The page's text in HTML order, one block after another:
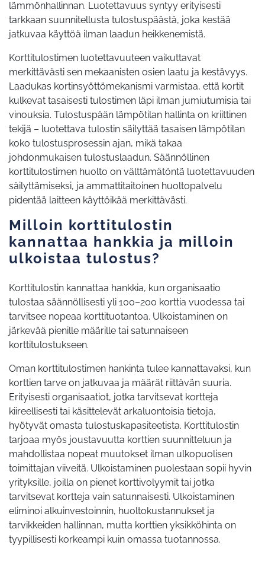
lämmönhallinnan. Luotettavuus syntyy erityisesti
tarkkaan suunnitellusta tulostuspäästä, joka kestää
jatkuvaa käyttöä ilman laadun heikkenemistä.
Korttitulostimen luotettavuuteen vaikuttavat
merkittävästi sen mekaanisten osien laatu ja kestävyys.
Laadukas kortinsyöttömekanismi varmistaa, että kortit
kulkevat tasaisesti tulostimen läpi ilman jumiutumisia tai
vinouksia. Tulostuspään lämpötilan hallinta on kriittinen
tekijä – luotettava tulostin säilyttää tasaisen lämpötilan
koko tulostusprosessin ajan, mikä takaa
johdonmukaisen tulostuslaadun. Säännöllinen
korttitulostimen huolto on välttämätöntä luotettavuuden
säilyttämiseksi, ja ammattitaitoinen huoltopalvelu
pidentää laitteen käyttöikää merkittävästi.
Milloin korttitulostin
kannattaa hankkia ja milloin
ulkoistaa tulostus?
Korttitulostin kannattaa hankkia, kun organisaatio
tulostaa säännöllisesti yli 100–200 korttia vuodessa tai
tarvitsee nopeaa korttituotantoa. Ulkoistaminen on
järkevää pienille määrille tai satunnaiseen
korttitulostukseen.
Oman korttitulostimen hankinta tulee kannattavaksi, kun
korttien tarve on jatkuvaa ja määrät riittävän suuria.
Erityisesti organisaatiot, jotka tarvitsevat kortteja
kiireellisesti tai käsittelevät arkaluontoisia tietoja,
hyötyvät omasta tulostuskapasiteetista. Korttitulostin
tarjoaa myös joustavuutta korttien suunnitteluun ja
mahdollistaa nopeat muutokset ilman ulkopuolisen
toimittajan viiveitä. Ulkoistaminen puolestaan sopii hyvin
yrityksille, joilla on pienet korttivolyymit tai jotka
tarvitsevat kortteja vain satunnaisesti. Ulkoistaminen
eliminoi alkuinvestoinnin, huoltokustannukset ja
tarvikkeiden hallinnan, mutta korttien yksikköhinta on
tyypillisesti korkeampi kuin omassa tuotannossa.